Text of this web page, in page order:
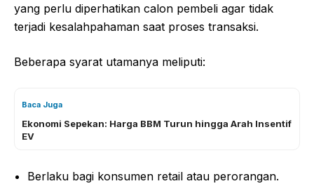
yang perlu diperhatikan calon pembeli agar tidak
terjadi kesalahpahaman saat proses transaksi.
Beberapa syarat utamanya meliputi:
Baca Juga
Ekonomi Sepekan: Harga BBM Turun hingga Arah Insentif
EV
Berlaku bagi konsumen retail atau perorangan.